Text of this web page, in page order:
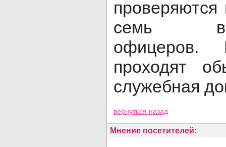
семь
офицеров.
проходят
служебная
вернуться назад
Мнение посетителей: